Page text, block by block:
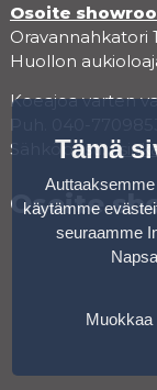
Osoite
Oravannahkatori
Huollon
Koeajoa varten
Sähköposti:
Osoite
Tämä
käytämme
seuraamme
Muokkaa